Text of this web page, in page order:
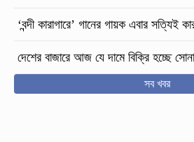
‘বন্দী কারাগারে’ গানের গায়ক এবার সত্যিই
দেশের বাজারে আজ যে দামে বিক্রি হচ্ছে সোনা
সব খবর